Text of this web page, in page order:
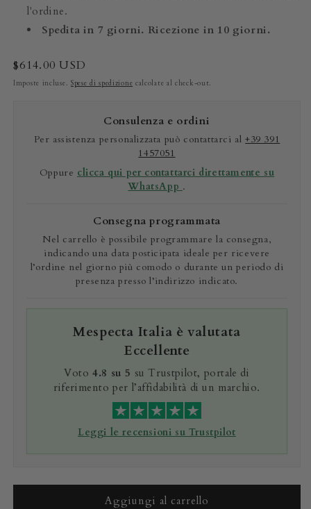
l'ordine.
Spedita in 7 giorni. Ricezione in 10 giorni.
Prezzo
di
$614.00 USD
Imposte incluse. Spese di spedizione calcolate al check-out.
Consulenza e ordini
Per assistenza personalizzata può contattarci al+39 391
1457051
Oppure clicca qui per contattarci direttamente su
WhatsApp .
Consegna programmata
Nel carrello è possibile programmare la consegna,
indicando una data posticipata ideale per ricevere
l’ordine nel giorno più comodo o durante un periodo di
presenza presso l’indirizzo indicato.
Mespecta Italia è valutata
Eccellente
Voto4.8 su 5 su Trustpilot, portale di
riferimento per l’affidabilità di un marchio.
Leggi le recensioni su Trustpilot
Aggiungi al carrello